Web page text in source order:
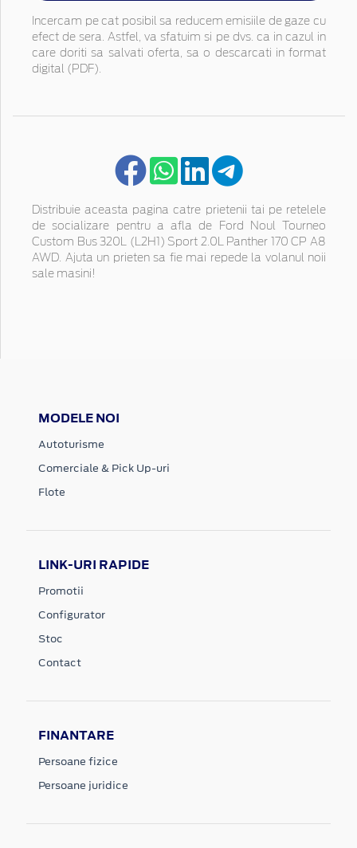
Incercam pe cat posibil sa reducem emisiile de gaze cu
efect de sera. Astfel, va sfatuim si pe dvs. ca in cazul in
care doriti sa salvati oferta, sa o descarcati in format
digital (PDF).
Distribuie aceasta pagina catre prietenii tai pe retelele
de socializare pentru a afla de Ford Noul Tourneo
Custom Bus 320L (L2H1) Sport 2.0L Panther 170 CP A8
AWD. Ajuta un prieten sa fie mai repede la volanul noii
sale masini!
MODELE NOI
Autoturisme
Comerciale & Pick Up-uri
Flote
LINK-URI RAPIDE
Promotii
Configurator
Stoc
Contact
FINANTARE
Persoane fizice
Persoane juridice